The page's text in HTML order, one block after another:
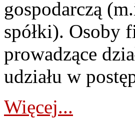
gospodarczą
spółki). Osoby
prowadzące
udziału w
Więcej...